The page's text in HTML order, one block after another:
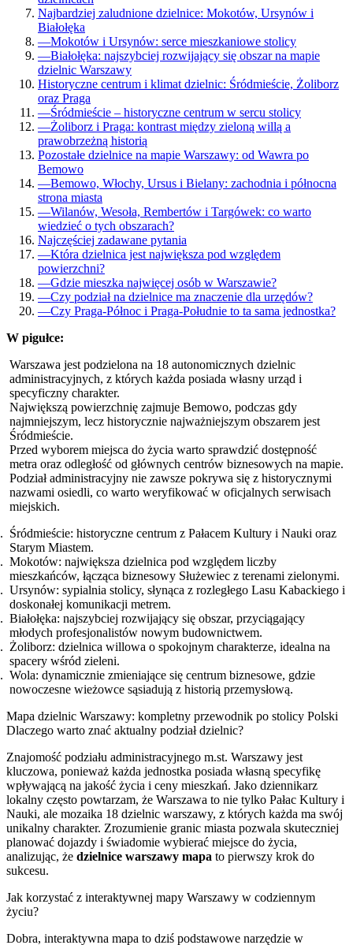
Najbardziej zaludnione dzielnice: Mokotów, Ursynów i
Białołęka
—Mokotów i Ursynów: serce mieszkaniowe stolicy
—Białołęka: najszybciej rozwijający się obszar na mapie
dzielnic Warszawy
Historyczne centrum i klimat dzielnic: Śródmieście, Żoliborz
oraz Praga
—Śródmieście – historyczne centrum w sercu stolicy
—Żoliborz i Praga: kontrast między zieloną willą a
prawobrzeżną historią
Pozostałe dzielnice na mapie Warszawy: od Wawra po
Bemowo
—Bemowo, Włochy, Ursus i Bielany: zachodnia i północna
strona miasta
—Wilanów, Wesoła, Rembertów i Targówek: co warto
wiedzieć o tych obszarach?
Najczęściej zadawane pytania
—Która dzielnica jest największa pod względem
powierzchni?
—Gdzie mieszka najwięcej osób w Warszawie?
—Czy podział na dzielnice ma znaczenie dla urzędów?
—Czy Praga-Północ i Praga-Południe to ta sama jednostka?
W pigułce:
Warszawa jest podzielona na 18 autonomicznych dzielnic
administracyjnych, z których każda posiada własny urząd i
specyficzny charakter.
Największą powierzchnię zajmuje Bemowo, podczas gdy
najmniejszym, lecz historycznie najważniejszym obszarem jest
Śródmieście.
Przed wyborem miejsca do życia warto sprawdzić dostępność
metra oraz odległość od głównych centrów biznesowych na mapie.
Podział administracyjny nie zawsze pokrywa się z historycznymi
nazwami osiedli, co warto weryfikować w oficjalnych serwisach
miejskich.
Śródmieście: historyczne centrum z Pałacem Kultury i Nauki oraz
Starym Miastem.
Mokotów: największa dzielnica pod względem liczby
mieszkańców, łącząca biznesowy Służewiec z terenami zielonymi.
Ursynów: sypialnia stolicy, słynąca z rozległego Lasu Kabackiego i
doskonałej komunikacji metrem.
Białołęka: najszybciej rozwijający się obszar, przyciągający
młodych profesjonalistów nowym budownictwem.
Żoliborz: dzielnica willowa o spokojnym charakterze, idealna na
spacery wśród zieleni.
Wola: dynamicznie zmieniające się centrum biznesowe, gdzie
nowoczesne wieżowce sąsiadują z historią przemysłową.
Mapa dzielnic Warszawy: kompletny przewodnik po stolicy Polski
Dlaczego warto znać aktualny podział dzielnic?
Znajomość podziału administracyjnego m.st. Warszawy jest
kluczowa, ponieważ każda jednostka posiada własną specyfikę
wpływającą na jakość życia i ceny mieszkań. Jako dziennikarz
lokalny często powtarzam, że Warszawa to nie tylko Pałac Kultury i
Nauki, ale mozaika 18 dzielnic warszawy, z których każda ma swój
unikalny charakter. Zrozumienie granic miasta pozwala skuteczniej
planować dojazdy i świadomie wybierać miejsce do życia,
analizując, że dzielnice warszawy mapa to pierwszy krok do
sukcesu.
Jak korzystać z interaktywnej mapy Warszawy w codziennym
życiu?
Dobra, interaktywna mapa to dziś podstawowe narzędzie w